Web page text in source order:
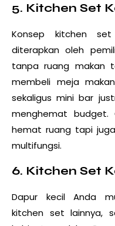
5. Kitchen Set
Konsep kitchen
diterapkan oleh
tanpa ruang makan
membeli meja
sekaligus mini bar
menghemat budget.
hemat ruang tapi
multifungsi.
6. Kitchen Set
Dapur kecil Anda
kitchen set lainnya,